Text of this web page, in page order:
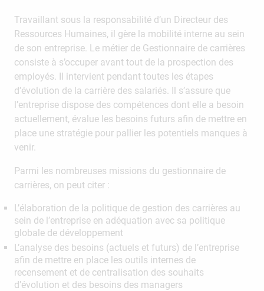
Travaillant sous la responsabilité d’un Directeur des
Ressources Humaines, il gère la mobilité interne au sein
de son entreprise. Le métier de Gestionnaire de carrières
consiste à s’occuper avant tout de la prospection des
employés. Il intervient pendant toutes les étapes
d’évolution de la carrière des salariés. Il s’assure que
l’entreprise dispose des compétences dont elle a besoin
actuellement, évalue les besoins futurs afin de mettre en
place une stratégie pour pallier les potentiels manques à
venir.
Parmi les nombreuses missions du gestionnaire de
carrières, on peut citer :
L’élaboration de la politique de gestion des carrières au
sein de l’entreprise en adéquation avec sa politique
globale de développement
L’analyse des besoins (actuels et futurs) de l’entreprise
afin de mettre en place les outils internes de
recensement et de centralisation des souhaits
d’évolution et des besoins des managers